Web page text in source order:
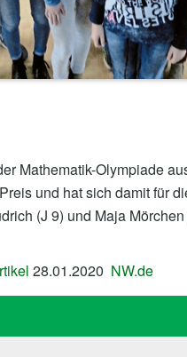
Mathematik-Olympiade
und hat sich damit für
(J 9) und Maja
28.01.2020 NW.de